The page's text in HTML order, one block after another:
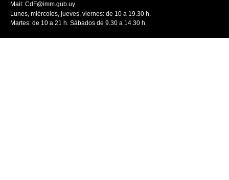
Mail: CdF@imm.gub.uy
Lunes, miércoles, jueves, viernes: de 10 a 19.30 h.
Martes: de 10 a 21 h. Sábados de 9.30 a 14.30 h.